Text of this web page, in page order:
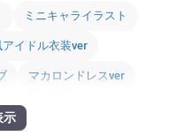
ミニキャライラスト
イドル衣装ver
マカロンドレスver
黒色天使ver
示